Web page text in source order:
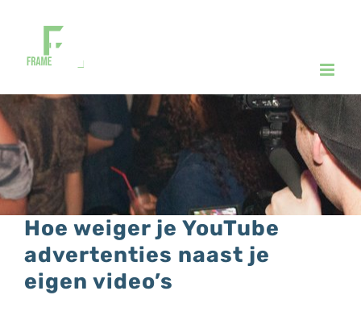
inhoud
Hoe weiger je YouTube
advertenties naast je
eigen video’s